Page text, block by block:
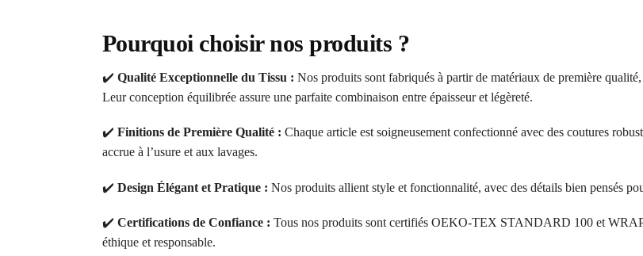
Pourquoi choisir nos produits ?
✔️ Qualité Exceptionnelle du Tissu : Nos produits sont fabriqués à partir de matériaux de première
Leur conception équilibrée assure une parfaite combinaison entre épaisseur et légèreté.
✔️ Finitions de Première Qualité : Chaque article est soigneusement confectionné avec des coutures
accrue à l’usure et aux lavages.
✔️ Design Élégant et Pratique : Nos produits allient style et fonctionnalité, avec des détails bien pensés
✔️ Certifications de Confiance : Tous nos produits sont certifiés OEKO-TEX STANDARD 100 et WRAP,
éthique et responsable.